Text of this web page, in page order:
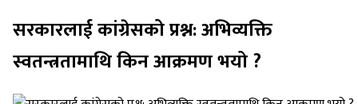
सरकारलाई कांग्रेसको प्रश्न: अभिव्यक्ति
स्वतन्त्रतामाथि किन आक्रमण भयो ?